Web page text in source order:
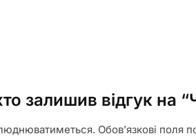
залишив відгук на
Обов’язкові поля